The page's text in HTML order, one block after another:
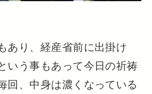
あり、経産省前に出掛け
いう事もあって今日の祈祷
回、中身は濃くなっている